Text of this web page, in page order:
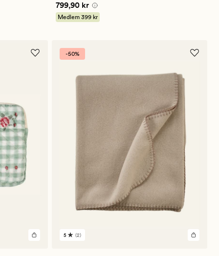
på
4.5
Pris 799,90 kr
799,90 kr
Medlem 399 kr
-50%
2
5 (2)